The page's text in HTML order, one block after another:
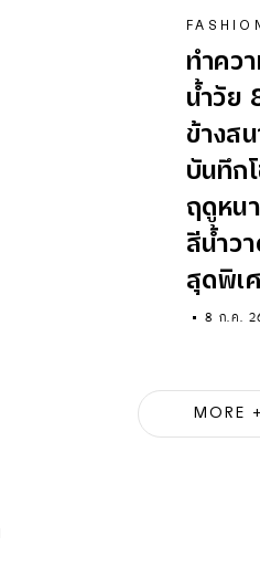
FASHION
ทำคว
น้ำวัย
ข้างส
บันทึก
ฤดูหน
สีน้ำว
สุดพิเ
8 ก.ค.
MORE +